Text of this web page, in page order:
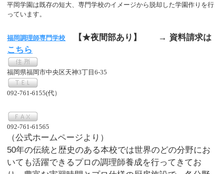
平岡学園は既存の短大、専門学校のイメージから脱却した学園作りを行
っています。
福岡調理師専門学校 【★夜間部あり】
→ 資料請求は
こちら
福岡県福岡市中央区天神3丁目6-35
092-761-6155(代）
092-761-61565
（公式ホームページより）
50年の伝統と歴史のある本校では世界のどの分野にお
いても活躍できるプロの調理師養成を行ってきてお